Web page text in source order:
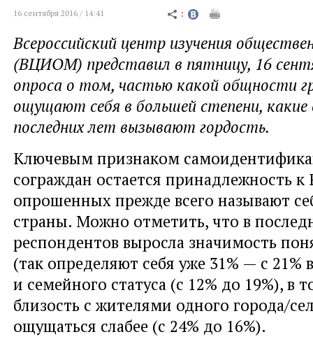
16 сентября 2016 / 14:41
Всероссийский центр изучения
(ВЦИОМ) представил в пятницу, 16
опроса о том, частью какой общности
ощущают себя в большей степени,
последних лет вызывают гордость.
Ключевым признаком
сограждан остается принадлежность к
опрошенных прежде всего называют
страны. Можно отметить, что в
респондентов выросла значимость
(так определяют себя уже 31% — с 21%
и семейного статуса (с 12% до 19%), в
близость с жителями одного города/
ощущаться слабее (с 24% до 16%).